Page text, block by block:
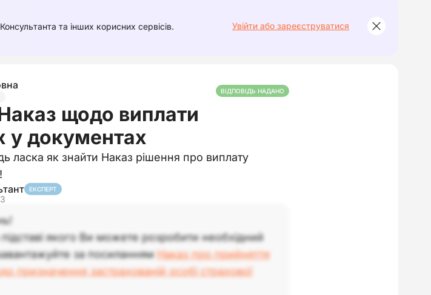
та інших корисних сервісів. Увійти або зареєструватися
ВІДПОВІДЬ НАДАНО
щодо виплати
у документах
ласка як знайти Наказ рішення про виплату
ЕКСПЕРТ
якого Ви можете розробити необхідний
за посиланнямНаказ про прийняття
призначення застрахованій особі страхової